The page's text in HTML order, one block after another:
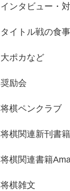
インタビュー・
タイトル戦の食事
大ポカなど
奨励会
将棋ペンクラブ
将棋関連新刊書籍
将棋関連書籍
将棋雑文